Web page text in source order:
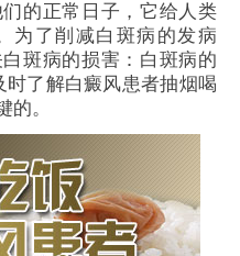
的正常日子，它给人类
为了削减白斑病的发病
斑病的损害：白斑病的
了解白癜风患者抽烟喝
的。